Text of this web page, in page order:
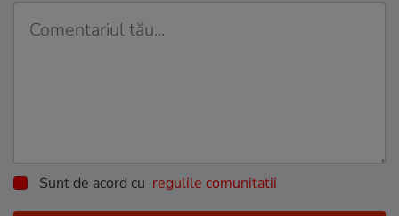
Sunt de acord cu regulile comunitatii